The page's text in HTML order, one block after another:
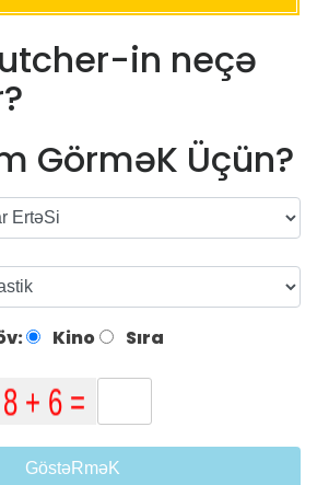
in neçə
GörməK Üçün?
Kino Sıra
GöstəRməK